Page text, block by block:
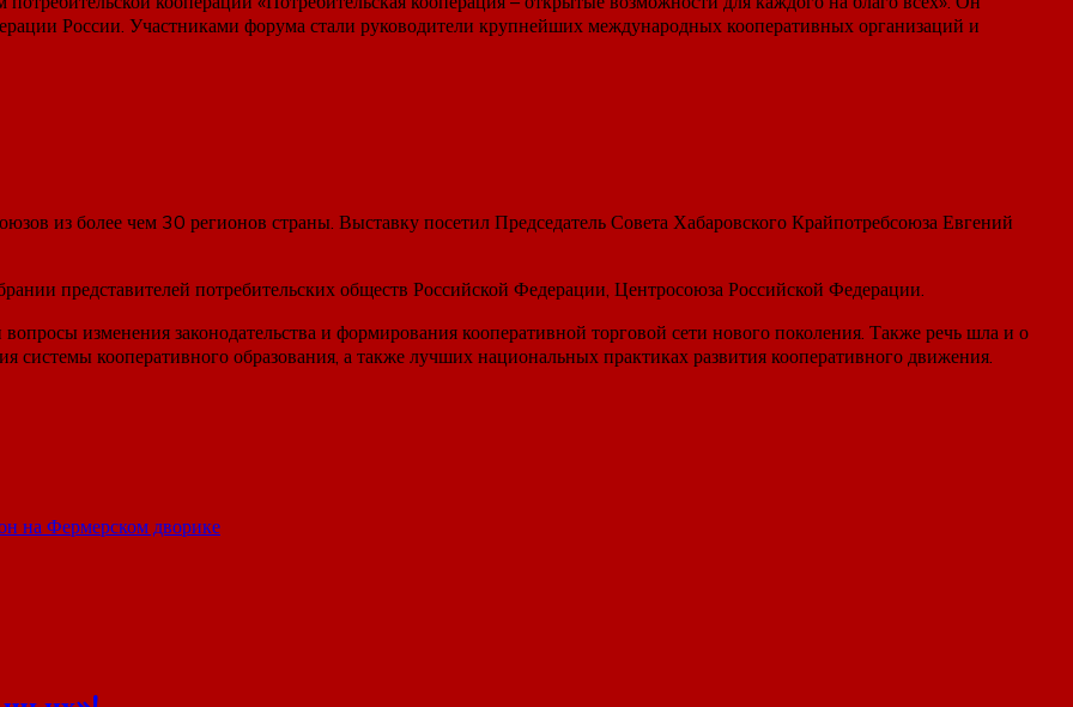
России. Участниками форума стали руководители крупнейших международных кооперативных организаций и
из более чем 30 регионов страны. Выставку посетил Председатель Совета Хабаровского Крайпотребсоюза Евгений
представителей потребительских обществ Российской Федерации, Центросоюза Российской Федерации.
изменения законодательства и формирования кооперативной торговой сети нового поколения. Также речь шла и о
системы кооперативного образования, а также лучших национальных практиках развития кооперативного движения.
на Фермерском дворике